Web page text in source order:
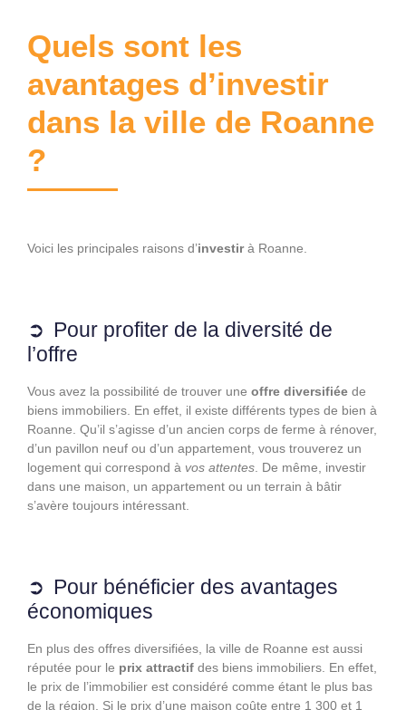
Quels sont les
avantages d’investir
dans la ville de Roanne
?
Voici les principales raisons d’investirà Roanne.
Pour profiter de la diversité de
l’offre
Vous avez la possibilité de trouver une offre diversifiée de
biens immobiliers. En effet, il existe différents types de bien à
Roanne. Qu’il s’agisse d’un ancien corps de ferme à rénover,
d’un pavillon neuf ou d’un appartement, vous trouverez un
logement qui correspond à vos attentes . De même, investir
dans une maison, un appartement ou un terrain à bâtir
s’avère toujours intéressant.
Pour bénéficier des avantages
économiques
En plus des offres diversifiées, la ville de Roanne est aussi
réputée pour le prix attractif des biens immobiliers. En effet,
le prix de l’immobilier est considéré comme étant le plus bas
de la région. Si le prix d’une maison coûte entre 1 300 et 1